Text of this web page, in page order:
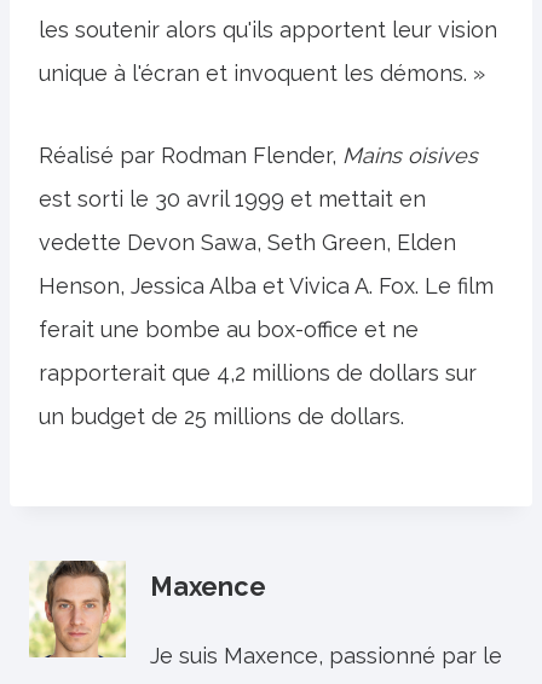
les soutenir alors qu'ils apportent leur vision
unique à l'écran et invoquent les démons. »
Réalisé par Rodman Flender, Mains oisives
est sorti le 30 avril 1999 et mettait en
vedette Devon Sawa, Seth Green, Elden
Henson, Jessica Alba et Vivica A. Fox. Le film
ferait une bombe au box-office et ne
rapporterait que 4,2 millions de dollars sur
un budget de 25 millions de dollars.
Maxence
Je suis Maxence, passionné par le